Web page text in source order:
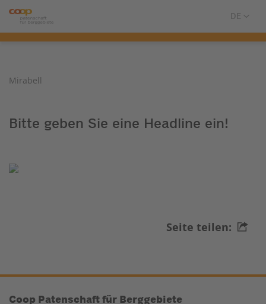
Mirabell
Bitte geben Sie eine Headline ein!
Seite teilen:
Coop Patenschaft für Berggebiete